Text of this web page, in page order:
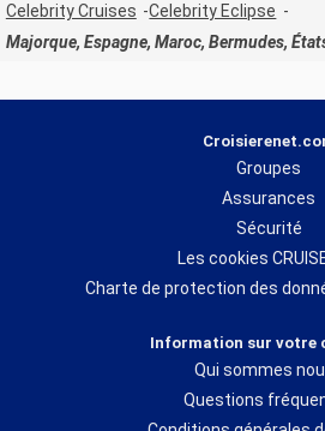
Celebrity Cruises
Celebrity Eclipse
Majorque, Espagne, Maroc, Bermudes,
Groupes
Assurances
Sécurité
Les cookies
Charte de protection des
Information sur votre
Qui sommes
Questions